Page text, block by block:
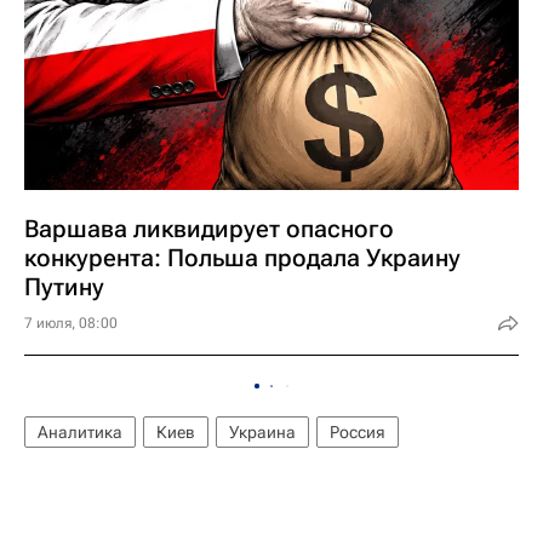
Варшава ликвидирует опасного
конкурента: Польша продала Украину
Путину
7 июля, 08:00
Аналитика Киев Украина Россия